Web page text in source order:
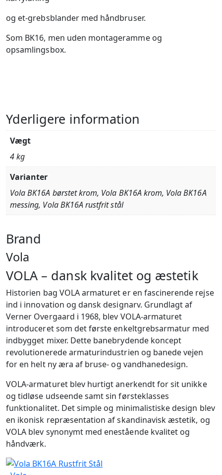
og et-grebsblander med håndbruser.
Som BK16, men uden montageramme og
opsamlingsbox.
Yderligere information
Vægt
4 kg
Varianter
Vola BK16A børstet krom, Vola BK16A krom, Vola BK16A
messing, Vola BK16A rustfrit stål
Brand
Vola
VOLA – dansk kvalitet og æstetik
Historien bag VOLA armaturet er en fascinerende rejse
ind i innovation og dansk designarv. Grundlagt af
Verner Overgaard i 1968, blev VOLA-armaturet
introduceret som det første enkeltgrebsarmatur med
indbygget mixer. Dette banebrydende koncept
revolutionerede armaturindustrien og banede vejen
for en helt ny æra af bruse- og vandhanedesign.
VOLA-armaturet blev hurtigt anerkendt for sit unikke
og tidløse udseende samt sin førsteklasses
funktionalitet. Det simple og minimalistiske design blev
en ikonisk repræsentation af skandinavisk æstetik, og
VOLA blev synonymt med enestående kvalitet og
håndværk.